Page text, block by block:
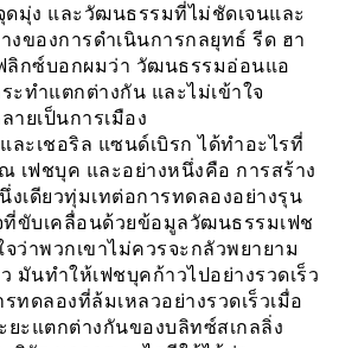
มุ่ง และวัฒนธรรมที่ไม่ชัดเจนและ
งของการดำเนินการกลยุทธ์ รีด ฮา
ลิกซ์บอกผมว่า วัฒนธรรมอ่อนแอ
ะทำแตกต่างกัน และไม่เข้าใจ
ยเป็นการเมือง
ละเชอริล แซนด์เบิรก ได้ทำอะไรที่
เฟชบุค และอย่างหนึ่งคือ การสร้าง
เดียวทุ่มเทต่อการทดลองอย่างรุน
ที่ขับเคลื่อนด้วยข้อมูลวัฒนธรรมเฟช
ว่าพวกเขาไม่ควรจะกลัวพยายาม
มันทำให้เฟชบุคก้าวไปอย่างรวดเร็ว
ทดลองที่ล้มเหลวอย่างรวดเร็วเมื่อ
ะแตกต่างกันของบลิทซ์สเกลลิ่ง